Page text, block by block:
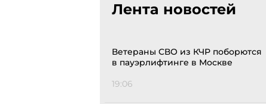
Лента новостей
Ветераны СВО из КЧР поборются
в пауэрлифтинге в Москве
19:06